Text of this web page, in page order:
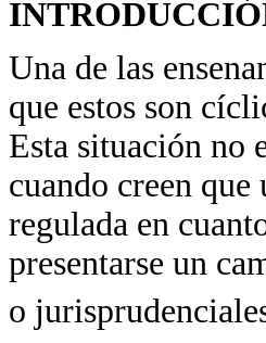
Una de las
que estos son
Esta situación no
cuando creen
regulada en
presentarse un
o